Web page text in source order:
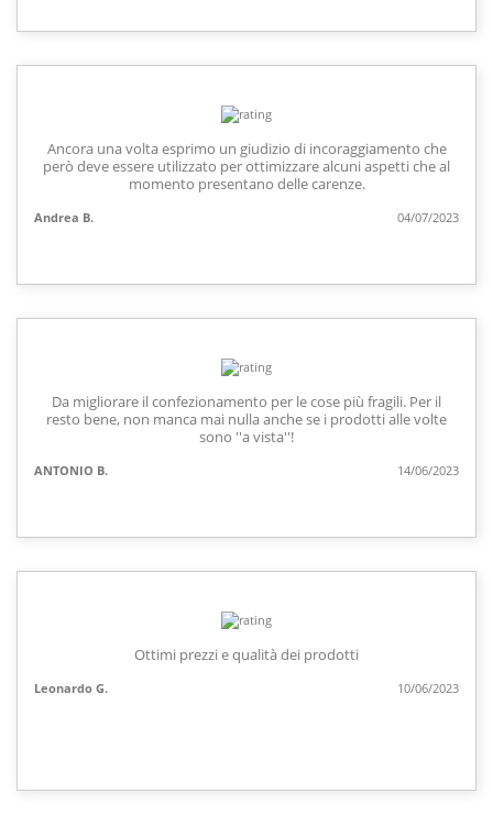
Ancora una volta esprimo un giudizio di incoraggiamento che
però deve essere utilizzato per ottimizzare alcuni aspetti che al
momento presentano delle carenze.
Andrea B. 04/07/2023
Da migliorare il confezionamento per le cose più fragili. Per il
resto bene, non manca mai nulla anche se i prodotti alle volte
sono ''a vista''!
ANTONIO B. 14/06/2023
Ottimi prezzi e qualità dei prodotti
Leonardo G. 10/06/2023